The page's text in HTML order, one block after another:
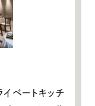
ベートキッチ